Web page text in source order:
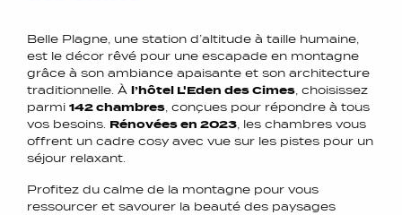
Belle Plagne, une station d’altitude à taille humaine,
est le décor rêvé pour une escapade en montagne
grâce à son ambiance apaisante et son architecture
traditionnelle. À l’hôtel L'Eden des Cimes , choisissez
parmi 142 chambres , conçues pour répondre à tous
vos besoins. Rénovées en 2023 , les chambres vous
offrent un cadre cosy avec vue sur les pistes pour un
séjour relaxant.
Profitez du calme de la montagne pour vous
ressourcer et savourer la beauté des paysages